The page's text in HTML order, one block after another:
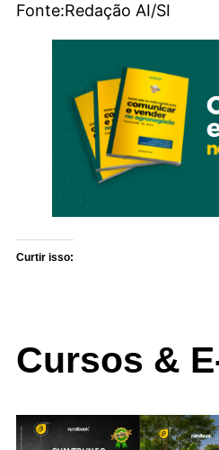
Fonte:Redação AI/SI
Curtir isso:
Cursos &